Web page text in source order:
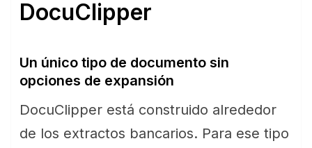
DocuClipper
Un único tipo de documento sin
opciones de expansión
DocuClipper está construido alrededor
de los extractos bancarios. Para ese tipo